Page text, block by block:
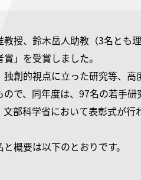
授、鈴木岳人助教（3名とも
」を受賞しました。
創的視点に立った研究等、
で、同年度は、97名の若手研
部科学省において表彰式が行
概要は以下のとおりです。